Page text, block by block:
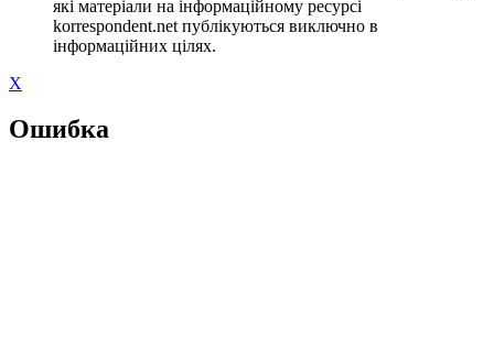
які матеріали на інформаційному ресурсі
korrespondent.net публікуються виключно в
інформаційних цілях.
X
Ошибка